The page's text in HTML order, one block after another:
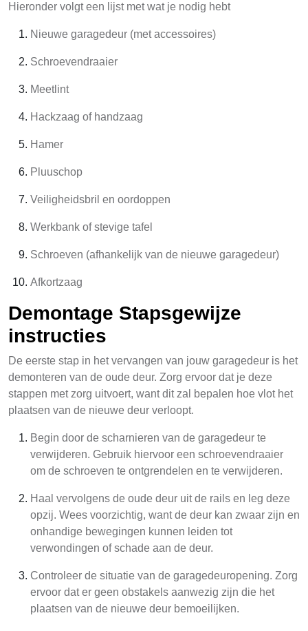
Hieronder volgt een lijst met wat je nodig hebt
Nieuwe garagedeur (met accessoires)
Schroevendraaier
Meetlint
Hackzaag of handzaag
Hamer
Pluuschop
Veiligheidsbril en oordoppen
Werkbank of stevige tafel
Schroeven (afhankelijk van de nieuwe garagedeur)
Afkortzaag
Demontage Stapsgewijze
instructies
De eerste stap in het vervangen van jouw garagedeur is het
demonteren van de oude deur. Zorg ervoor dat je deze
stappen met zorg uitvoert, want dit zal bepalen hoe vlot het
plaatsen van de nieuwe deur verloopt.
Begin door de scharnieren van de garagedeur te
verwijderen. Gebruik hiervoor een schroevendraaier
om de schroeven te ontgrendelen en te verwijderen.
Haal vervolgens de oude deur uit de rails en leg deze
opzij. Wees voorzichtig, want de deur kan zwaar zijn en
onhandige bewegingen kunnen leiden tot
verwondingen of schade aan de deur.
Controleer de situatie van de garagedeuropening. Zorg
ervoor dat er geen obstakels aanwezig zijn die het
plaatsen van de nieuwe deur bemoeilijken.